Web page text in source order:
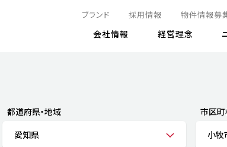
有価証券報告書
アナ
リス
ブランド 採用情報 物件情報募
会社情報 経営理念
都道府県・地域
愛知県
市区町
小牧